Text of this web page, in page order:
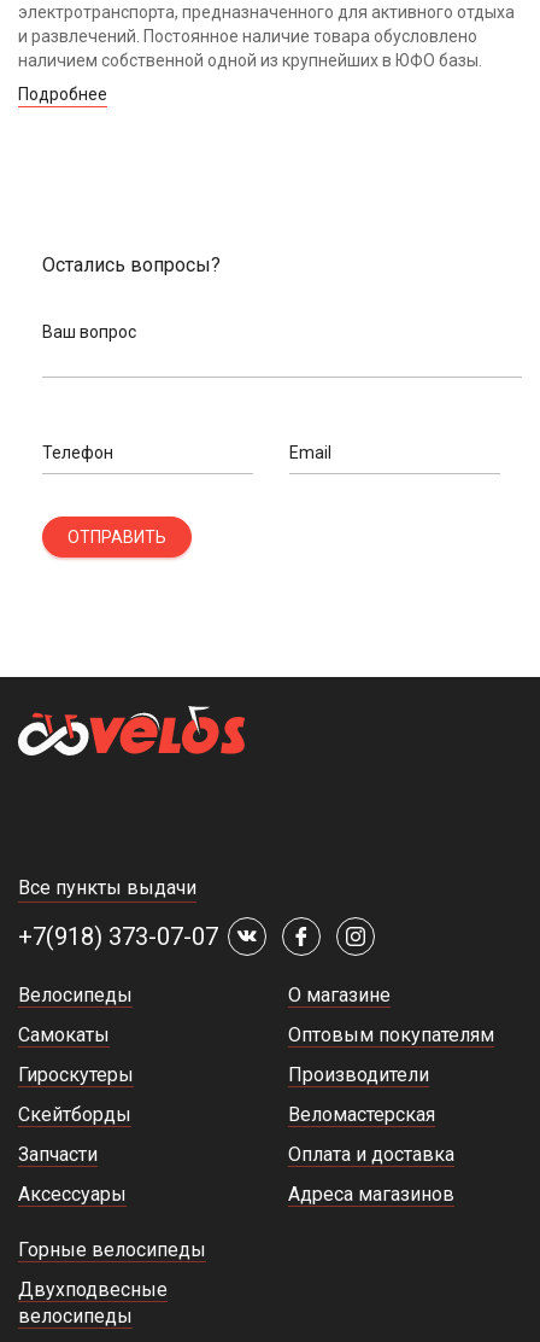
электротранспорта, предназначенного для активного отдыха
и развлечений. Постоянное наличие товара обусловлено
наличием собственной одной из крупнейших в ЮФО базы.
Подробнее
Остались вопросы?
Ваш вопрос
Телефон Email
ОТПРАВИТЬ
Все пункты выдачи
+7(918) 373-07-07
Велосипеды
Самокаты
Гироскутеры
Скейтборды
Запчасти
Аксессуары
О магазине
Оптовым покупателям
Производители
Веломастерская
Оплата и доставка
Адреса магазинов
Горные велосипеды
Двухподвесные
велосипеды